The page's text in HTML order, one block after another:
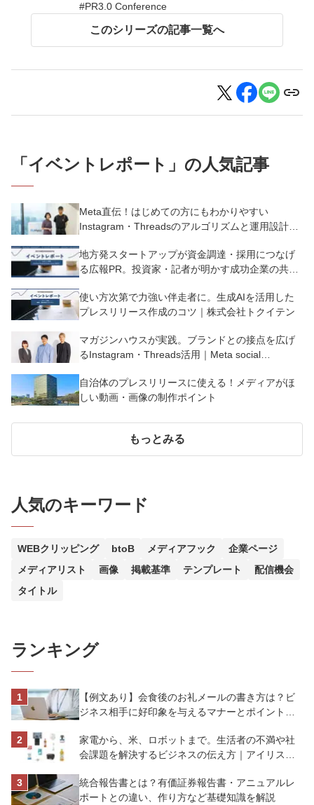
#PR3.0 Conference
このシリーズの記事一覧へ
「 イベントレポート 」の人気記事
Meta直伝！はじめての方にもわかりやすい
Instagram・Threadsのアルゴリズムと運用設計｜
地方発スタートアップが資金調達・採用につなげ
る広報PR。投資家・記者が明かす成功企業の共通
使い方次第で力強い伴走者に。生成AIを活用した
プレスリリース作成のコツ｜株式会社トクイテン
マガジンハウスが実践。ブランドとの接点を広げ
るInstagram・Threads活用｜Meta social
自治体のプレスリリースに使える！メディアがほ
しい動画・画像の制作ポイント
もっとみる
人気のキーワード
WEBクリッピング btoB メディアフック
企業ページ
メディアリスト
画像 掲載基準 テンプレート
配信機会
タイトル
ランキング
【例文あり】会食後のお礼メールの書き方は？ビ
ジネス相手に好印象を与えるマナーとポイントを
家電から、米、ロボットまで。生活者の不満や社
会課題を解決するビジネスの伝え方｜アイリスオ
統合報告書とは？有価証券報告書・アニュアルレ
ポートとの違い、作り方など基礎知識を解説